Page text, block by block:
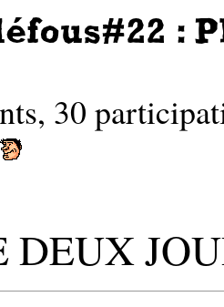
:
30
DEUX